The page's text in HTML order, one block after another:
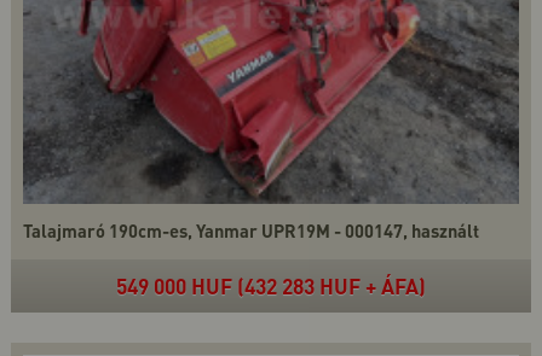
Talajmaró 190cm-es, Yanmar UPR19M - 000147, használt
549 000 HUF (432 283 HUF + ÁFA)